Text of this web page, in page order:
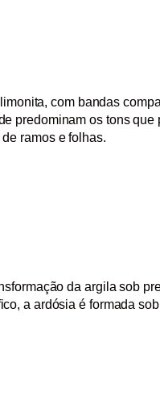
com bandas
predominam os tons que
ramos e folhas.
da argila sob
a ardósia é formada